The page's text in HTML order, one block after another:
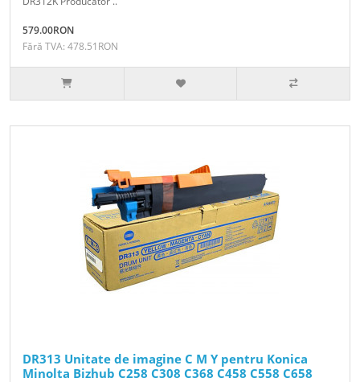
579.00RON
Fără TVA: 478.51RON
DR313 Unitate de imagine C M Y pentru Konica
Minolta Bizhub C258 C308 C368 C458 C558 C658